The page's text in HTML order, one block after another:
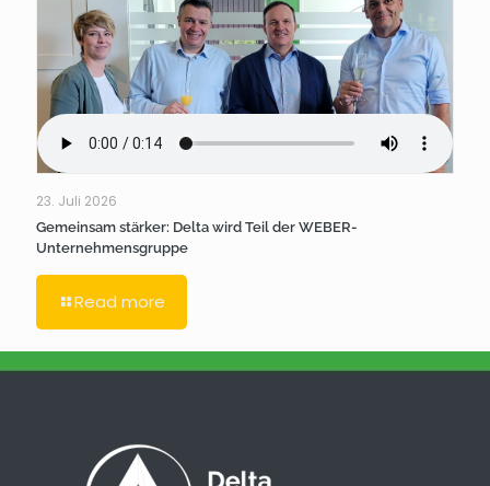
23. Juli 2026
Gemeinsam stärker: Delta wird Teil der WEBER-
Unternehmensgruppe
Read more